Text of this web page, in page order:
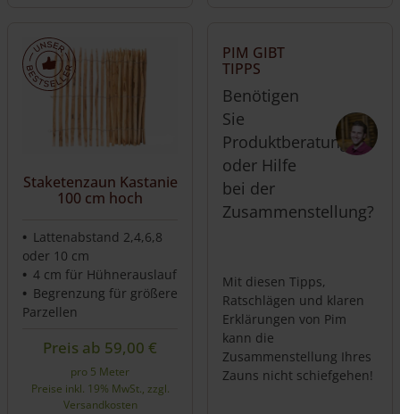
weist
mehrere
Varianten
auf.
können
der
Produktseite
werden
mehrere
Varianten
auf.
Die
Optionen
können
auf
der
Produktseite
Staketenzaun Kastanie
100 cm hoch
Lattenabstand 2,4,6,8
oder 10 cm
4 cm für Hühnerauslauf
Begrenzung für größere
Parzellen
Preis ab 59,00 €
pro 5 Meter
Preise inkl. 19% MwSt., zzgl.
Versandkosten
PIM GIBT
TIPPS
Benötigen
Sie
Produktberatung
oder Hilfe
bei der
Zusammenstellung?
Mit diesen Tipps,
Ratschlägen und klaren
Erklärungen von Pim
kann die
Zusammenstellung Ihres
Zauns nicht schiefgehen!